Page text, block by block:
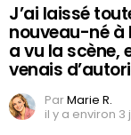
J’ai laissé
nouveau-né à
a vu la scène,
venais
ParMarie R.
il y a environ 3